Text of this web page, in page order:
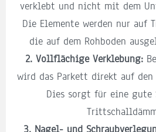
verklebt und nicht mit dem
Die Elemente werden nur auf
die auf dem Rohboden
2. Vollflächige Verklebung:
wird das Parkett direkt auf
Dies sorgt für eine